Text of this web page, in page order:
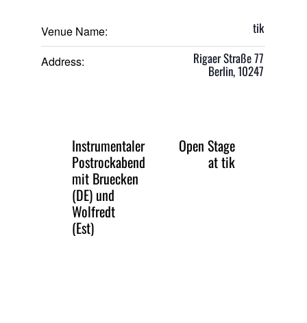
Venue Name: tik
Address: Rigaer Straße 77
Berlin,10247
Instrumentaler
Postrockabend
mit Bruecken
(DE) und
Wolfredt
(Est)
Open Stage
at tik